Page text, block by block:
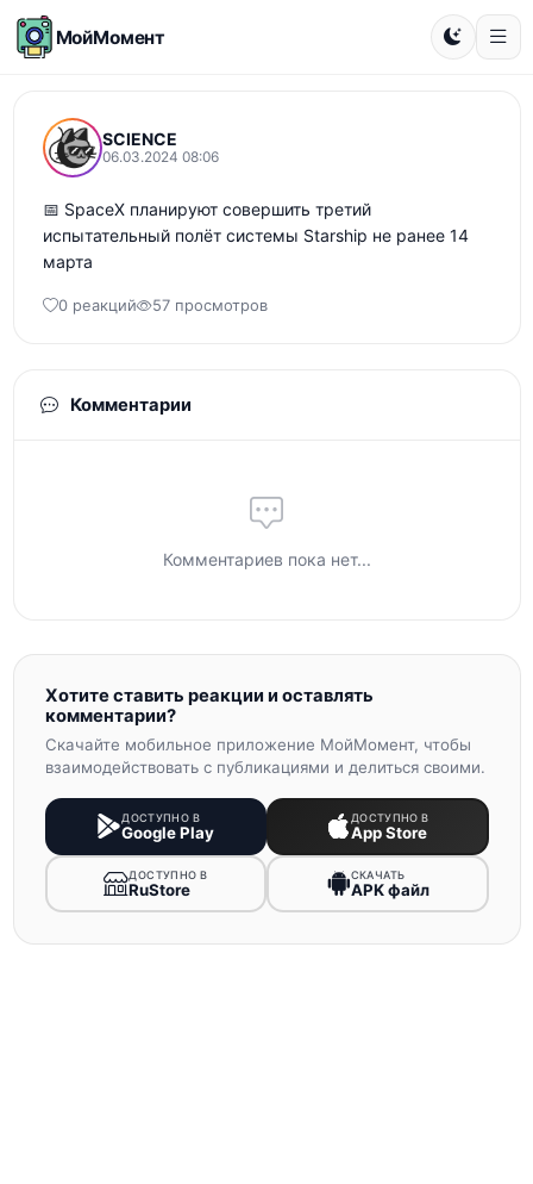
МойМомент
SCIENCE
06.03.2024 08:06
📅 SpaceX планируют совершить третий
испытательный полёт системы Starship не ранее 14
марта
0 реакций 57 просмотров
Комментарии
Комментариев пока нет...
Хотите ставить реакции и оставлять
комментарии?
Скачайте мобильное приложение МойМомент, чтобы
взаимодействовать с публикациями и делиться своими.
ДОСТУПНО В
Google Play
ДОСТУПНО В
App Store
ДОСТУПНО В
RuStore
СКАЧАТЬ
APK файл